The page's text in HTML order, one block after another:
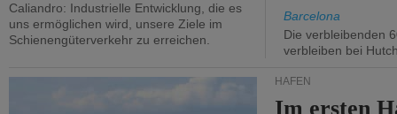
Caliandro: Industrielle Entwicklung, die es
uns ermöglichen wird, unsere Ziele im
Schienengüterverkehr zu erreichen.
Barcelona
Die verbleibenden
verbleiben bei
HÄFEN
Im ersten